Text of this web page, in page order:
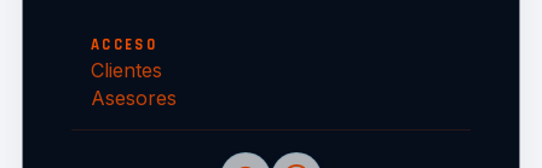
ACCESO
Clientes
Asesores